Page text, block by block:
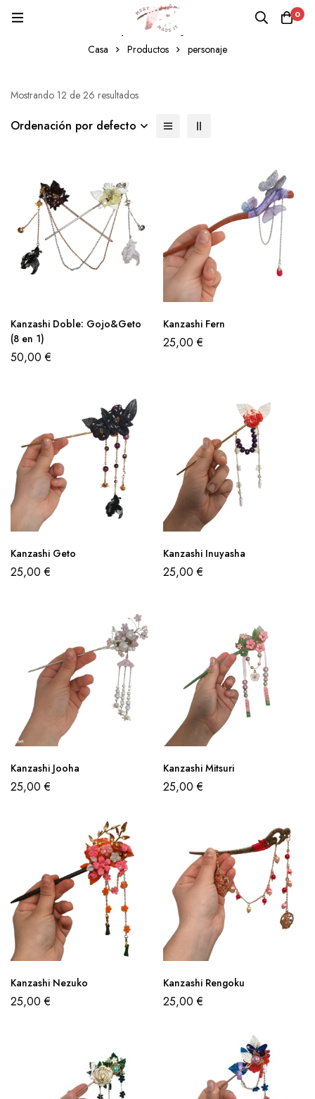
0
personaje
Casa Productos personaje
Mostrando 12 de 26 resultados
Ordenación por defecto
Kanzashi Doble: Gojo&Geto
(8 en 1)
50,00€
Kanzashi Fern
25,00€
Kanzashi Geto
25,00€
Kanzashi Inuyasha
25,00€
Kanzashi Jooha
25,00€
Kanzashi Mitsuri
25,00€
Kanzashi Nezuko
25,00€
Kanzashi Rengoku
25,00€